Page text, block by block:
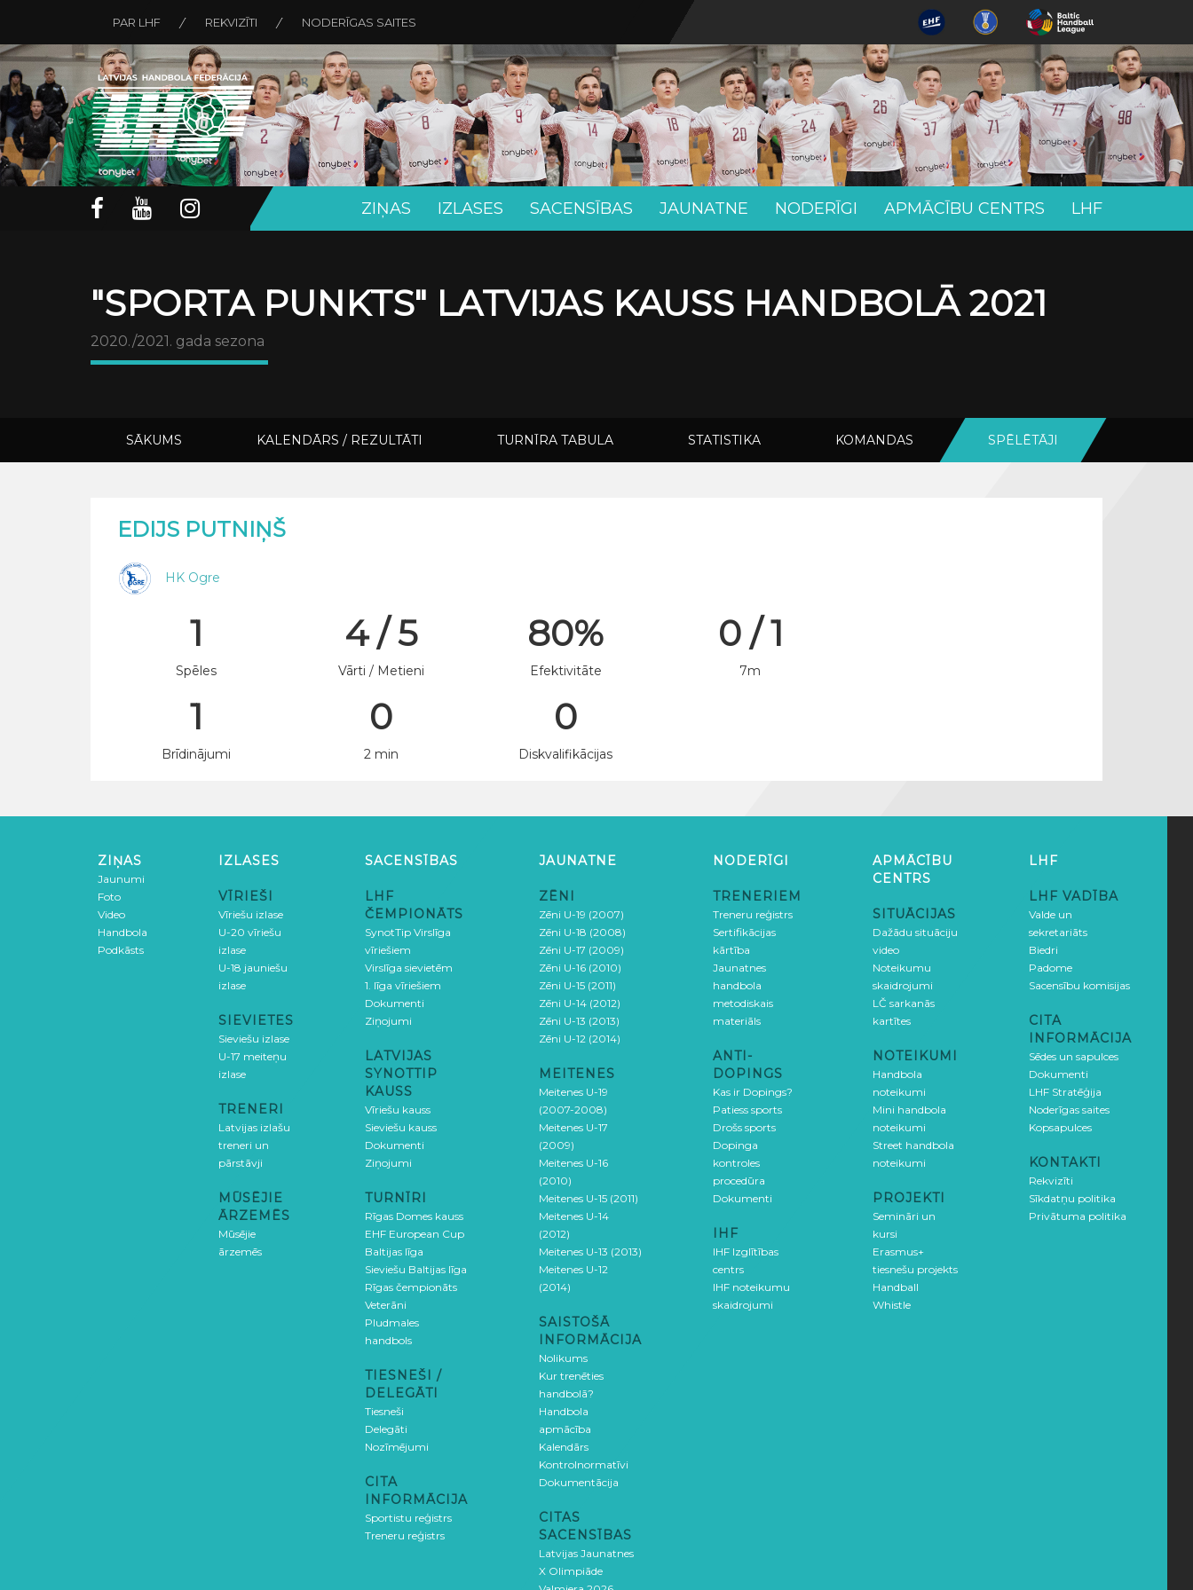
PAR LHF REKVIZĪTI NODERĪGAS SAITES
ZIŅAS IZLASES SACENSĪBAS JAUNATNE NODERĪGI APMĀCĪBU CENTRS LHF
"SPORTA PUNKTS" LATVIJAS KAUSS HANDBOLĀ 2021
2020./2021. gada sezona
SĀKUMS KALENDĀRS / REZULTĀTI TURNĪRA TABULA STATISTIKA KOMANDAS SPĒLĒTĀJI
EDIJS PUTNIŅŠ
HK Ogre
1
Spēles
4 / 5
Vārti / Metieni
80%
Efektivitāte
0 / 1
7m
1
Brīdinājumi
0
2 min
0
Diskvalifikācijas
ZIŅAS
Jaunumi
Foto
Video
Handbola
Podkāsts
IZLASES
VĪRIEŠI
Vīriešu izlase
U-20 vīriešu
izlase
U-18 jauniešu
izlase
SIEVIETES
Sieviešu izlase
U-17 meiteņu
izlase
TRENERI
Latvijas izlašu
treneri un
pārstāvji
MŪSĒJIE
ĀRZEMĒS
Mūsējie
ārzemēs
SACENSĪBAS
LHF
ČEMPIONĀTS
SynotTip Virslīga
vīriešiem
Virslīga sievietēm
1. līga vīriešiem
Dokumenti
Ziņojumi
LATVIJAS
SYNOTTIP
KAUSS
Vīriešu kauss
Sieviešu kauss
Dokumenti
Ziņojumi
TURNĪRI
Rīgas Domes kauss
EHF European Cup
Baltijas līga
Sieviešu Baltijas līga
Rīgas čempionāts
Veterāni
Pludmales
handbols
TIESNEŠI /
DELEGĀTI
Tiesneši
Delegāti
Nozīmējumi
CITA
INFORMĀCIJA
Sportistu reģistrs
Treneru reģistrs
JAUNATNE
ZĒNI
Zēni U-19 (2007)
Zēni U-18 (2008)
Zēni U-17 (2009)
Zēni U-16 (2010)
Zēni U-15 (2011)
Zēni U-14 (2012)
Zēni U-13 (2013)
Zēni U-12 (2014)
MEITENES
Meitenes U-19
(2007-2008)
Meitenes U-17
(2009)
Meitenes U-16
(2010)
Meitenes U-15 (2011)
Meitenes U-14
(2012)
Meitenes U-13 (2013)
Meitenes U-12
(2014)
SAISTOŠĀ
INFORMĀCIJA
Nolikums
Kur trenēties
handbolā?
Handbola
apmācība
Kalendārs
Kontrolnormatīvi
Dokumentācija
CITAS
SACENSĪBAS
Latvijas Jaunatnes
X Olimpiāde
NODERĪGI
TRENERIEM
Treneru reģistrs
Sertifikācijas
kārtība
Jaunatnes
handbola
metodiskais
materiāls
ANTI-
DOPINGS
Kas ir Dopings?
Patiess sports
Drošs sports
Dopinga
kontroles
procedūra
Dokumenti
IHF
IHF Izglītības
centrs
IHF noteikumu
skaidrojumi
APMĀCĪBU
CENTRS
SITUĀCIJAS
Dažādu situāciju
video
Noteikumu
skaidrojumi
LČ sarkanās
kartītes
NOTEIKUMI
Handbola
noteikumi
Mini handbola
noteikumi
Street handbola
noteikumi
PROJEKTI
Semināri un
kursi
Erasmus+
tiesnešu projekts
Handball
Whistle
LHF
LHF VADĪBA
Valde un
sekretariāts
Biedri
Padome
Sacensību komisijas
CITA
INFORMĀCIJA
Sēdes un sapulces
Dokumenti
LHF Stratēģija
Noderīgas saites
Kopsapulces
KONTAKTI
Rekvizīti
Sīkdatņu politika
Privātuma politika